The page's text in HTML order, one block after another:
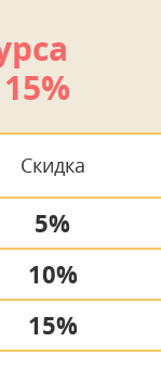
15%
Скидка
5%
10%
15%